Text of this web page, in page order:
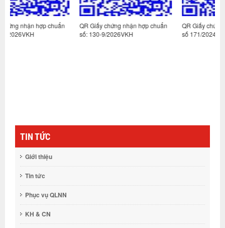
QR Giấy chứng nhận hợp chuẩn
số: 130-9/2026VKH
QR Giấy chứng nhận hợp chuẩn
số 171/2024VKH-2
TIN TỨC
Giới thiệu
Tin tức
Phục vụ QLNN
KH & CN